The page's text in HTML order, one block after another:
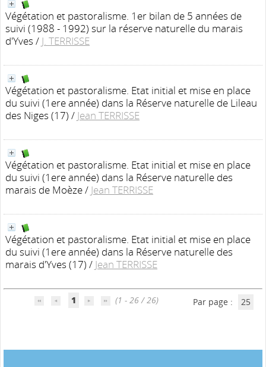
Végétation et pastoralisme. 1er bilan de 5 années de
suivi (1988 - 1992) sur la réserve naturelle du marais
d'Yves / J. TERRISSE
Végétation et pastoralisme. Etat initial et mise en place
du suivi (1ere année) dans la Réserve naturelle de Lileau
des Niges (17) / Jean TERRISSE
Végétation et pastoralisme. Etat initial et mise en place
du suivi (1ere année) dans la Réserve naturelle des
marais de Moèze/ Jean TERRISSE
Végétation et pastoralisme. Etat initial et mise en place
du suivi (1ere année) dans la Réserve naturelle des
marais d'Yves (17) / Jean TERRISSE
1 (1 - 26 / 26) Par page : 25